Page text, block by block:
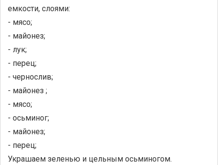
емкости, слоями:
- мясо;
- майонез;
- лук;
- перец;
- чернослив;
- майонез ;
- мясо;
- осьминог;
- майонез;
- перец;
Украшаем зеленью и цельным осьминогом.